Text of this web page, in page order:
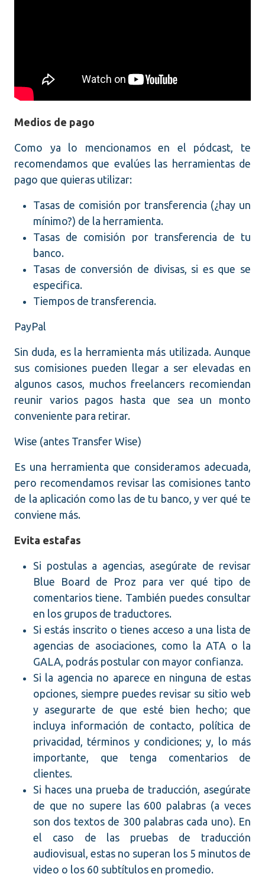
Medios de pago
Como ya lo mencionamos en el pódcast, te
recomendamos que evalúes las herramientas de
pago que quieras utilizar:
Tasas de comisión por transferencia (¿hay un
mínimo?) de la herramienta.
Tasas de comisión por transferencia de tu
banco.
Tasas de conversión de divisas, si es que se
especifica.
Tiempos de transferencia.
PayPal
Sin duda, es la herramienta más utilizada. Aunque
sus comisiones pueden llegar a ser elevadas en
algunos casos, muchos freelancers recomiendan
reunir varios pagos hasta que sea un monto
conveniente para retirar.
Wise (antes Transfer Wise)
Es una herramienta que consideramos adecuada,
pero recomendamos revisar las comisiones tanto
de la aplicación como las de tu banco, y ver qué te
conviene más.
Evita estafas
Si postulas a agencias, asegúrate de revisar
Blue Board de Proz para ver qué tipo de
comentarios tiene. También puedes consultar
en los grupos de traductores.
Si estás inscrito o tienes acceso a una lista de
agencias de asociaciones, como la ATA o la
GALA, podrás postular con mayor confianza.
Si la agencia no aparece en ninguna de estas
opciones, siempre puedes revisar su sitio web
y asegurarte de que esté bien hecho; que
incluya información de contacto, política de
privacidad, términos y condiciones; y, lo más
importante, que tenga comentarios de
clientes.
Si haces una prueba de traducción, asegúrate
de que no supere las 600 palabras (a veces
son dos textos de 300 palabras cada uno). En
el caso de las pruebas de traducción
audiovisual, estas no superan los 5 minutos de
video o los 60 subtítulos en promedio.